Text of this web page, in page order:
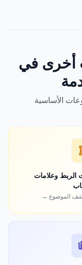
في
الأساسية
الربط وعلامات
الموضوع →